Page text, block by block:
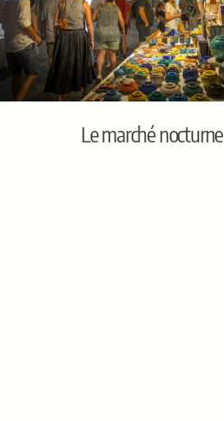
Le marché nocturne